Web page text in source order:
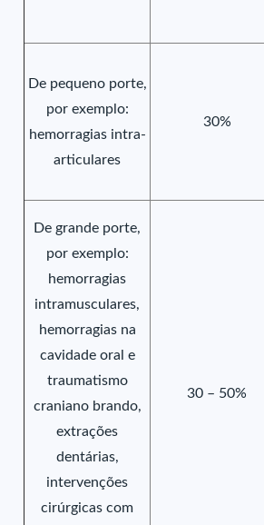
De pequeno porte,
por exemplo:
hemorragias intra-
articulares
30%
De grande porte,
por exemplo:
hemorragias
intramusculares,
hemorragias na
cavidade oral e
traumatismo
craniano brando,
extrações
dentárias,
intervenções
cirúrgicas com
30 – 50%